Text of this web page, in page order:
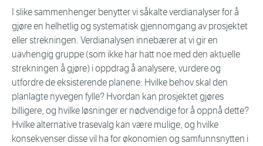
I slike sammenhenger benytter vi såkalte verdianalyser for å
gjøre en helhetlig og systematisk gjennomgang av prosjektet
eller strekningen. Verdianalysen innebærer at vi gir en
uavhengig gruppe (som ikke har hatt noe med den aktuelle
strekningen å gjøre) i oppdrag å analysere, vurdere og
utfordre de eksisterende planene: Hvilke behov skal den
planlagte nyvegen fylle? Hvordan kan prosjektet gjøres
billigere, og hvilke løsninger er nødvendige for å oppnå dette?
Hvilke alternative trasevalg kan være mulige, og hvilke
konsekvenser disse vil ha for økonomien og samfunnsnytten i